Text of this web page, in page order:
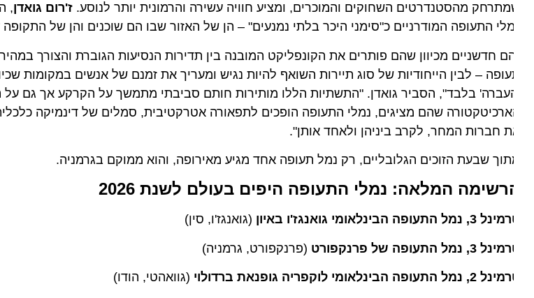
מהסטנדרטים השחוקים והמוכרים, ומציע חוויה עשירה והרמונית יותר לנוסע.ז'רום גואדן,
התעופה המודרניים כ"סימני היכר בלתי נמנעים" – הן של האזור שבו הם שוכנים והן של התקופה
חדשניים מכיוון שהם פותרים את הקונפליקט המובנה בין תדירות הנסיעות הגוברת והצורך
– לבין הייחודיות של סוג תיירות השואף להיות נגיש ומעריך את זמנם של אנשים במקומות
בלבד", הסביר גואדן. "התשתיות הללו מותירות חותם סביבתי מתמשך על הקרקע אך גם על
שהם מציגים, נמלי התעופה הופכים לתפאורה אטרקטיבית, סמלים של דינמיקה כלכלית,
חברות המחר, לקרב ביניהן ולאחד אותן".
שבעת הזוכים הגלובליים, רק נמל תעופה אחד מגיע מאירופה, והוא ממוקם בגרמניה.
המלאה: נמלי התעופה היפים בעולם לשנת 2026
נמל התעופה הבינלאומי גואנגז'ו באיון (גואנגז'ו, סין)
3, נמל התעופה של פרנקפורט (פרנקפורט, גרמניה)
התעופה הבינלאומי לוקפריה גופנאת ברדולוי (גוואהטי, הודו)